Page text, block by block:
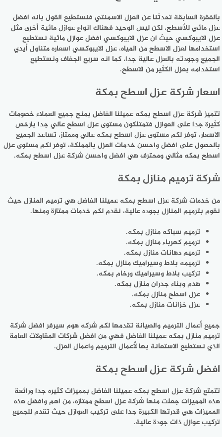
بالفقرة السابقة تحدثنا عن العزل الاسمنتي فنستطيع القول بانه افضل
عزل مائي للأسطح، لكن ليس الوحيد فهناك انواع عوازل مائية أخرى مثل
عزل الايبوكسي حيث ان عزل الايبوكسي افضل عوازل مائية نستطيع
استخدامها لعزل الاسطح من المياه، عزل الايبوكسي اسعاره متناول أيدي
الجميع وجودته بالعزل عالية جدا، كما انه سريع الجفاف ونستطيع
استخدامه بعزل الكثير من الاسطح.
اسعار شركة عزل اسطح بمكة
تتميز شركة عزل اسطح بمكه عميلنا الفاضل بمنح جميع العملاء خصومات
كثيرة جدا على العوازل فتمتلكون مستوى عزل اسطح عالي جدا بارخص
الاسعار، توفر لكم مستوى عزل اسطح بمكه عالي وممتاز، تساعد الجميع
بالحصول على افضل واحسن خدمات العزل بالمملكة، توفر لكم مستوى عزل
اسطح بمكه مثالي ومحترف هي افضل واحسن شركة عزل اسطح بمكه.
شركة ترميم منازل بمكة
من خدمات شركة عزل اسطح بمكه عميلنا الفاضل هي ترميم المنازل حيث
نقوم بترميم المنازل بجوده عالية، نقدم لكم خدمات ممتازة ومنها.
ترميم سباكه منازل بمكه.
ترميم كهرباء منازل بمكه.
ترميم دهانات منازل بمكه.
ترميمه بلاط وسيراميك منازل بمكه.
تركيب بلاط وسيراميك ورخام بمكه.
هدم وبناء جدران منازل بمكه.
عزل اسطح منازل بمكه.
عزل خزانات منازل بمكه.
جميع أعمال الترميم والصيانة تقدمها لكم شركه هوم سيرفر افضل شركة
ترميم منازل بمكه عميلنا الفاضل فهي من افضل شركات المقاولات العامة
الذي نستطيع الاستعانة بها لأعمال الترميم واعمال العزل.
افضل شركة عزل اسطح بمكة
تتمتع شركة عزل اسطح بمكه عميلنا الفاضل بمميزات كثيره جدا ورائعة
هذه المميزات جعلت منها شركة عزل اسطح ممتازه، من اهم وافضل هذه
المميزات هي قدرتها الكبيرة جدا على تركيب العوازل حيث تقدم للجميع
تركيب عوازل ذات جودة عالية.